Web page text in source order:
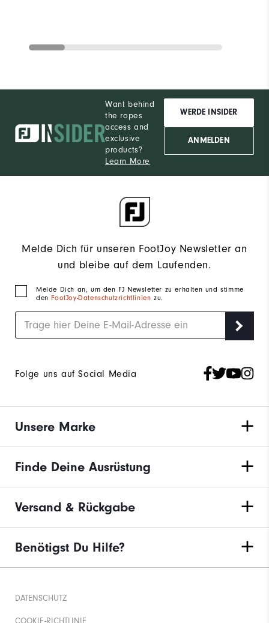
Want behind
the ropes
access and
exclusive
products?
Learn More
WERDE INSIDER
ANMELDEN
Melde Dich für unseren FootJoy Newsletter an
und bleibe auf dem Laufenden.
Melde Dich an, um den FJ Newsletter zu erhalten und stimme
den FootJoy-Datenschutzrichtlinienzu.
Folge uns auf Social Media
Unsere Marke
Finde Deine Ausrüstung
Versand & Rückgabe
Benötigst Du Hilfe?
DATENSCHUTZ